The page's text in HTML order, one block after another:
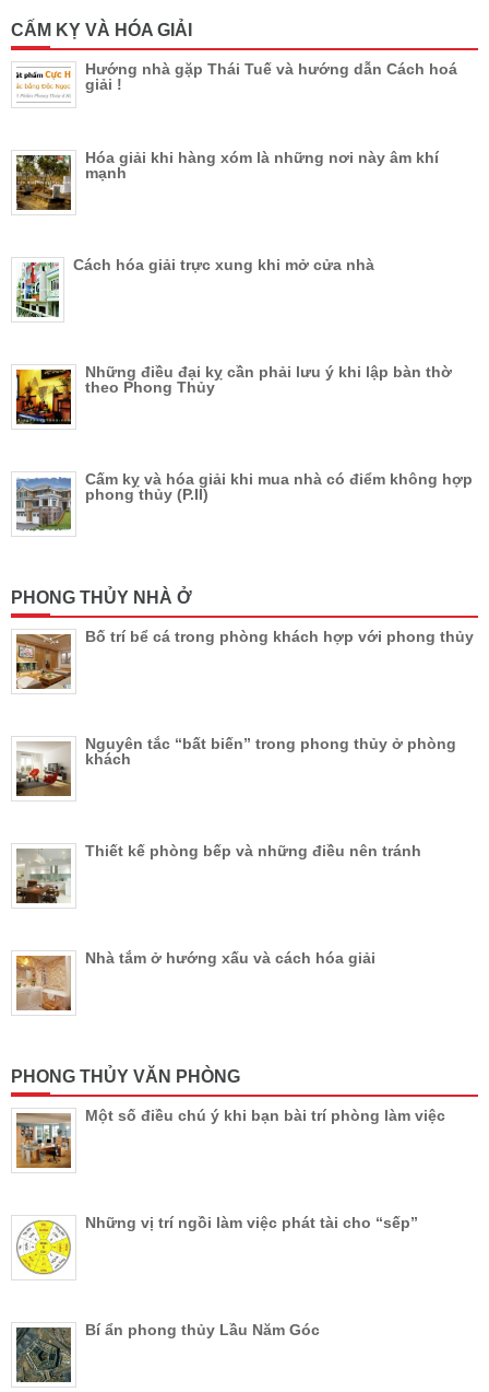
CẤM KỴ VÀ HÓA GIẢI
Hướng nhà gặp Thái Tuế và hướng dẫn Cách hoá
giải !
Hóa giải khi hàng xóm là những nơi này âm khí
mạnh
Cách hóa giải trực xung khi mở cửa nhà
Những điều đại kỵ cần phải lưu ý khi lập bàn thờ
theo Phong Thủy
Cấm kỵ và hóa giải khi mua nhà có điểm không hợp
phong thủy (P.II)
PHONG THỦY NHÀ Ở
Bố trí bể cá trong phòng khách hợp với phong thủy
Nguyên tắc “bất biến” trong phong thủy ở phòng
khách
Thiết kế phòng bếp và những điều nên tránh
Nhà tắm ở hướng xấu và cách hóa giải
PHONG THỦY VĂN PHÒNG
Một số điều chú ý khi bạn bài trí phòng làm việc
Những vị trí ngồi làm việc phát tài cho “sếp”
Bí ẩn phong thủy Lầu Năm Góc